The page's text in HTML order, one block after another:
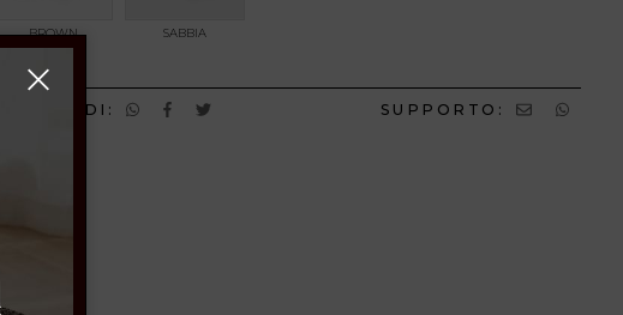
BROWN SABBIA
CONDIVIDI: SUPPORTO: